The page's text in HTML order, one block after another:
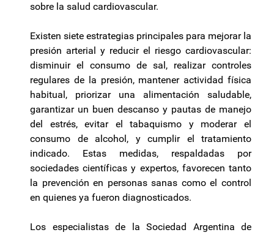
sobre la salud cardiovascular.
Existen siete estrategias principales para mejorar la
presión arterial y reducir el riesgo cardiovascular:
disminuir el consumo de sal, realizar controles
regulares de la presión, mantener actividad física
habitual, priorizar una alimentación saludable,
garantizar un buen descanso y pautas de manejo
del estrés, evitar el tabaquismo y moderar el
consumo de alcohol, y cumplir el tratamiento
indicado. Estas medidas, respaldadas por
sociedades científicas y expertos, favorecen tanto
la prevención en personas sanas como el control
en quienes ya fueron diagnosticados.
Los especialistas de la Sociedad Argentina de